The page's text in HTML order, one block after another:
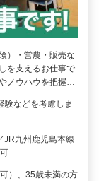
）・営農・販売な
を支えるお仕事で
ノウハウを把握…
などを考慮しま
JR九州鹿児島本線
）、35歳未満の方